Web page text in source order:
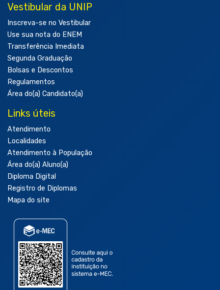
Vestibular da UNIP
Inscreva-se no Vestibular
Use sua nota do ENEM
Transferência Imediata
Segunda Graduação
Bolsas e Descontos
Regulamentos
Área do(a) Candidato(a)
Links úteis
Atendimento
Localidades
Atendimento à População
Área do(a) Aluno(a)
Diploma Digital
Registro de Diplomas
Mapa do site